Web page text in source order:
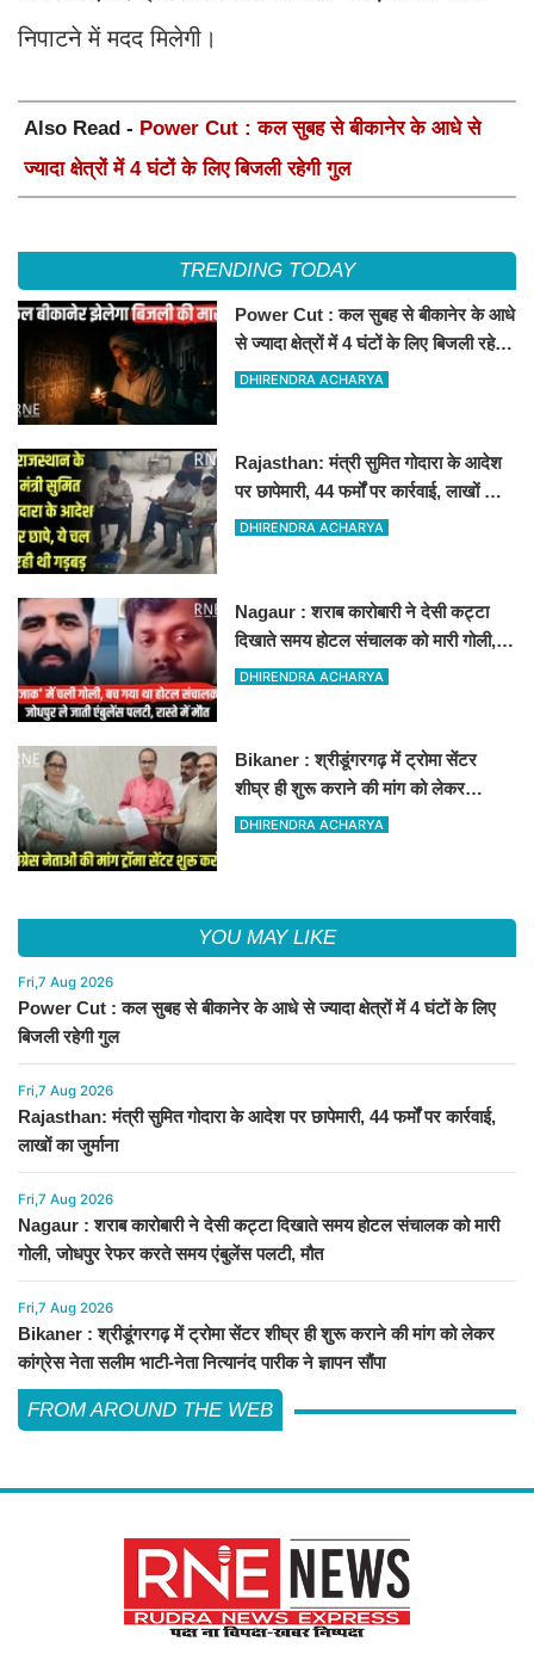
निपाटने में मदद मिलेगी।
Also Read - Power Cut : कल सुबह से बीकानेर के आधे से
ज्यादा क्षेत्रों में 4 घंटों के लिए बिजली रहेगी गुल
TRENDING TODAY
Power Cut : कल सुबह से बीकानेर के आधे
से ज्यादा क्षेत्रों में 4 घंटों के लिए बिजली रहेगी
गुल
DHIRENDRA ACHARYA
Rajasthan: मंत्री सुमित गोदारा के आदेश
पर छापेमारी, 44 फर्मों पर कार्रवाई, लाखों का
जुर्माना
DHIRENDRA ACHARYA
Nagaur : शराब कारोबारी ने देसी कट्टा
दिखाते समय होटल संचालक को मारी गोली,
जोधपुर रेफर करते समय एंबुलेंस पलटी, मौत
DHIRENDRA ACHARYA
Bikaner : श्रीडूंगरगढ़ में ट्रोमा सेंटर
शीघ्र ही शुरू कराने की मांग को लेकर
कांग्रेस नेता सलीम भाटी-नेता नित्यानंद पारीक
DHIRENDRA ACHARYA
YOU MAY LIKE
Fri,7 Aug 2026
Power Cut : कल सुबह से बीकानेर के आधे से ज्यादा क्षेत्रों में 4 घंटों के लिए
बिजली रहेगी गुल
Fri,7 Aug 2026
Rajasthan: मंत्री सुमित गोदारा के आदेश पर छापेमारी, 44 फर्मों पर कार्रवाई,
लाखों का जुर्माना
Fri,7 Aug 2026
Nagaur : शराब कारोबारी ने देसी कट्टा दिखाते समय होटल संचालक को मारी
गोली, जोधपुर रेफर करते समय एंबुलेंस पलटी, मौत
Fri,7 Aug 2026
Bikaner : श्रीडूंगरगढ़ में ट्रोमा सेंटर शीघ्र ही शुरू कराने की मांग को लेकर
कांग्रेस नेता सलीम भाटी-नेता नित्यानंद पारीक ने ज्ञापन सौंपा
FROM AROUND THE WEB